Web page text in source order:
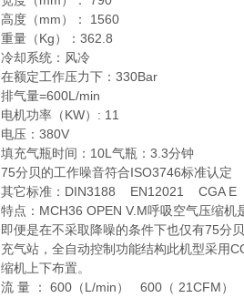
高度（mm）： 1560
重量（Kg）：362.8
冷却系统：风冷
在额定工作压力下：330Bar
排气量=600L/min
电机功率（KW）: 11
电压：380V
填充气瓶时间：10L气瓶：3.3分钟
75分贝的工作噪音符合ISO3746标准认定
其它标准：DIN3188 EN12021 CGA E
特点：MCH36 OPEN V.M呼吸空气压缩机
即便是在不采取降噪的条件下也仅有75分
充气站，全自动控制功能结构此机型采用
缩机上下布置。
流 量 ： 600（L/min） 600（ 21CFM）